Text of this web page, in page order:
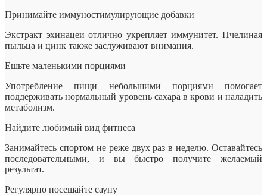
Принимайте иммуностимулирующие добавки
Экстракт эхинацеи отлично укрепляет иммунитет. Пчелиная
пыльца и цинк также заслуживают внимания.
Ешьте маленькими порциями
Употребление пищи небольшими порциями помогает
поддерживать нормальный уровень сахара в крови и наладить
метаболизм.
Найдите любимый вид фитнеса
Занимайтесь спортом не реже двух раз в неделю. Оставайтесь
последовательными, и вы быстро получите желаемый
результат.
Регулярно посещайте сауну